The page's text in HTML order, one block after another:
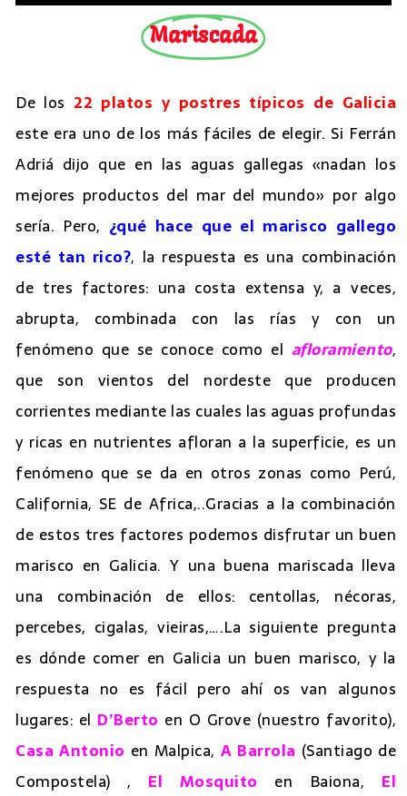
Mariscada
De los 22 platos y postres típicos de Galicia
este era uno de los más fáciles de elegir. Si Ferrán
Adriá dijo que en las aguas gallegas «nadan los
mejores productos del mar del mundo» por algo
sería. Pero, ¿qué hace que el marisco gallego
esté tan rico?, la respuesta es una combinación
de tres factores: una costa extensa y, a veces,
abrupta, combinada con las rías y con un
fenómeno que se conoce como el afloramiento,
que son vientos del nordeste que producen
corrientes mediante las cuales las aguas profundas
y ricas en nutrientes afloran a la superficie, es un
fenómeno que se da en otros zonas como Perú,
California, SE de Africa,..Gracias a la combinación
de estos tres factores podemos disfrutar un buen
marisco en Galicia. Y una buena mariscada lleva
una combinación de ellos: centollas, nécoras,
percebes, cigalas, vieiras,….La siguiente pregunta
es dónde comer en Galicia un buen marisco, y la
respuesta no es fácil pero ahí os van algunos
lugares: el D’Berto en O Grove (nuestro favorito),
Casa Antonio en Malpica, A Barrola (Santiago de
Compostela) , El Mosquito en Baiona, El